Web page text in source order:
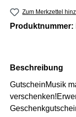
Zum Merkzettel
Produktnummer:
Beschreibung
GutscheinMusik